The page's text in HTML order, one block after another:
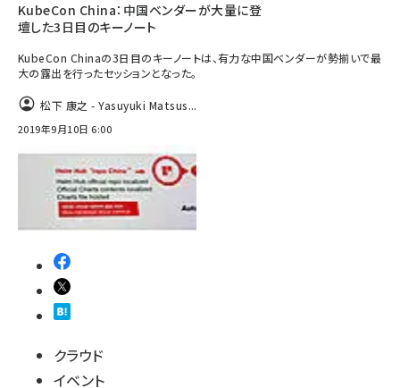
北海道をのんびり旅する晴山佳須夫のヒント集！ (2025)
genai (1477)
abc123 (1352)
KubeCon China：中国ベンダーが大量に登
壇した3日目のキーノート
KubeCon Chinaの3日目のキーノートは、有力な中国ベンダーが勢揃いで最
大の露出を行ったセッションとなった。
松下 康之 - Yasuyuki Matsus...
2019年9月10日 6:00
クラウド
イベント